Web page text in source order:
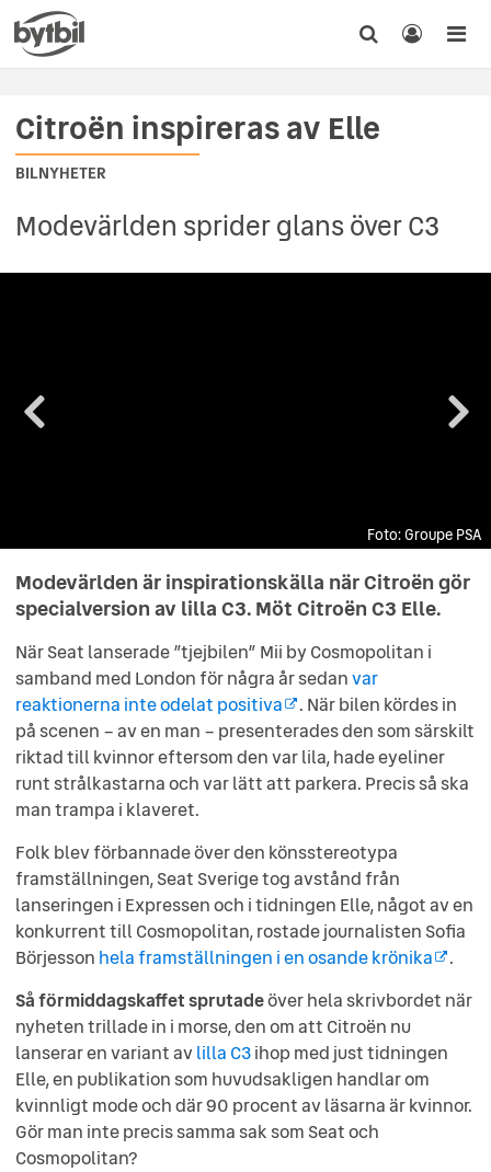
Citroën inspireras av Elle
BILNYHETER
Modevärlden sprider glans över C3
Groupe PSA
Groupe PSA
Groupe PSA
Groupe PSA
Groupe PSA
Groupe PSA
Modevärlden är inspirationskälla när Citroën gör
specialversion av lilla C3. Möt Citroën C3 Elle.
När Seat lanserade ”tjejbilen” Mii by Cosmopolitan i
samband med London för några år sedanvar
reaktionerna inte odelat positiva
. När bilen kördes in
på scenen – av en man – presenterades den som särskilt
riktad till kvinnor eftersom den var lila, hade eyeliner
runt strålkastarna och var lätt att parkera. Precis så ska
man trampa i klaveret.
Folk blev förbannade över den könsstereotypa
framställningen, Seat Sverige tog avstånd från
lanseringen i Expressen och i tidningen Elle, något av en
konkurrent till Cosmopolitan, rostade journalisten Sofia
Börjesson hela framställningen i en osande krönika
.
Så förmiddagskaffet sprutadeöver hela skrivbordet när
nyheten trillade in i morse, den om att Citroën nu
lanserar en variant avlilla C3ihop med just tidningen
Elle, en publikation som huvudsakligen handlar om
kvinnligt mode och där 90 procent av läsarna är kvinnor.
Gör man inte precis samma sak som Seat och
Cosmopolitan?